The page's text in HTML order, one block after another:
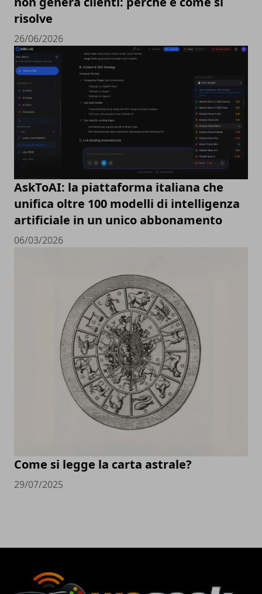
risolve
26/06/2026
AskToAI: la piattaforma italiana che
unifica oltre 100 modelli di intelligenza
artificiale in un unico abbonamento
06/03/2026
Come si legge la carta astrale?
29/07/2025